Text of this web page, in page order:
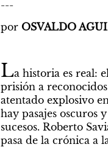
---
por OSVALDO
La historia es real:
prisión a
atentado explosivo
hay pasajes oscuros
sucesos. Roberto
pasa de la crónica a